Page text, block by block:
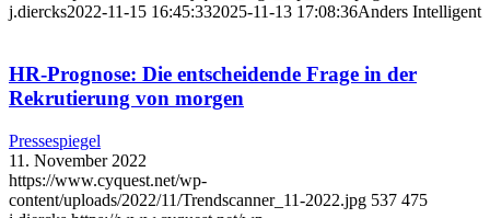
j.diercks2022-11-15 16:45:332025-11-13 17:08:36Anders Intelligent
HR-Prognose: Die entscheidende Frage in der
Rekrutierung von morgen
Pressespiegel
11. November 2022
https://www.cyquest.net/wp-
content/uploads/2022/11/Trendscanner_11-2022.jpg 537 475